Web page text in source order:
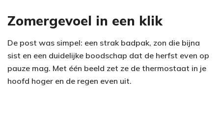
Zomergevoel in een klik
De post was simpel: een strak badpak, zon die bijna
sist en een duidelijke boodschap dat de herfst even op
pauze mag. Met één beeld zet ze de thermostaat in je
hoofd hoger en de regen even uit.